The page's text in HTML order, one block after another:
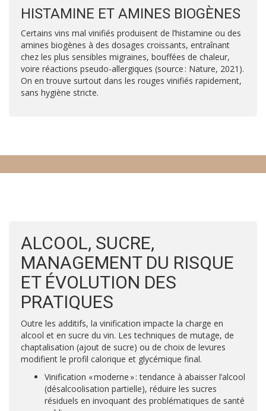
HISTAMINE ET AMINES BIOGÈNES
Certains vins mal vinifiés produisent de l’histamine ou des
amines biogènes à des dosages croissants, entraînant
chez les plus sensibles migraines, bouffées de chaleur,
voire réactions pseudo-allergiques (source : Nature, 2021).
On en trouve surtout dans les rouges vinifiés rapidement,
sans hygiène stricte.
ALCOOL, SUCRE,
MANAGEMENT DU RISQUE
ET ÉVOLUTION DES
PRATIQUES
Outre les additifs, la vinification impacte la charge en
alcool et en sucre du vin. Les techniques de mutage, de
chaptalisation (ajout de sucre) ou de choix de levures
modifient le profil calorique et glycémique final.
Vinification « moderne » : tendance à abaisser l’alcool
(désalcoolisation partielle), réduire les sucres
résiduels en invoquant des problématiques de santé